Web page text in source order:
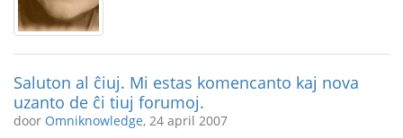
Saluton al ĉiuj. Mi estas komencanto kaj nova
uzanto de ĉi tiuj forumoj.
door Omniknowledge, 24 april 2007